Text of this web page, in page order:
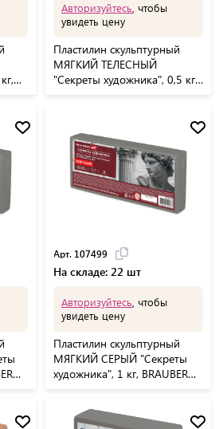
Авторизуйтесь , чтобы
увидеть цену
Пластилин скульптурный
МЯГКИЙ ТЕЛЕСНЫЙ
"Секреты художника", 0,5 кг,
Арт. 107499
На складе: 22 шт
Авторизуйтесь , чтобы
увидеть цену
Пластилин скульптурный
МЯГКИЙ СЕРЫЙ "Секреты
художника", 1 кг, BRAUBERG